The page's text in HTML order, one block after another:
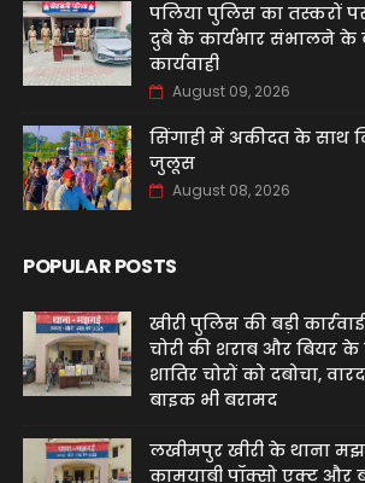
पलिया पुलिस का तस्करों पर
दुबे के कार्यभार संभालने के
कार्यवाही
August 09, 2026
सिंगाही में अकीदत के साथ
जुलूस
August 08, 2026
POPULAR POSTS
खीरी पुलिस की बड़ी
चोरी की शराब और बियर
शातिर चोरों को दबोचा,
बाइक भी बरामद
लखीमपुर खीरी के थाना
कामयाबी पॉक्सो एक्ट और